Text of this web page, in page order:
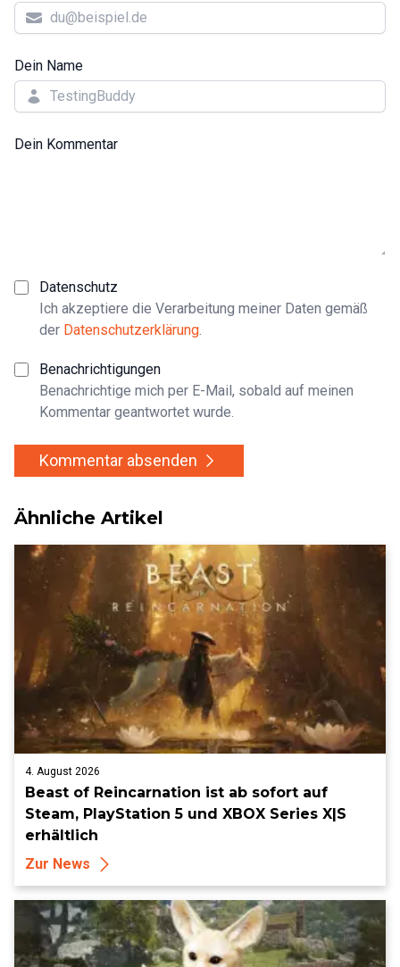
Dein Name
Dein Kommentar
Datenschutz
Ich akzeptiere die Verarbeitung meiner Daten gemäß
der Datenschutzerklärung.
Benachrichtigungen
Benachrichtige mich per E-Mail, sobald auf meinen
Kommentar geantwortet wurde.
Kommentar absenden
Ähnliche Artikel
4. August 2026
Beast of Reincarnation ist ab sofort auf
Steam, PlayStation 5 und XBOX Series X|S
erhältlich
Zur News